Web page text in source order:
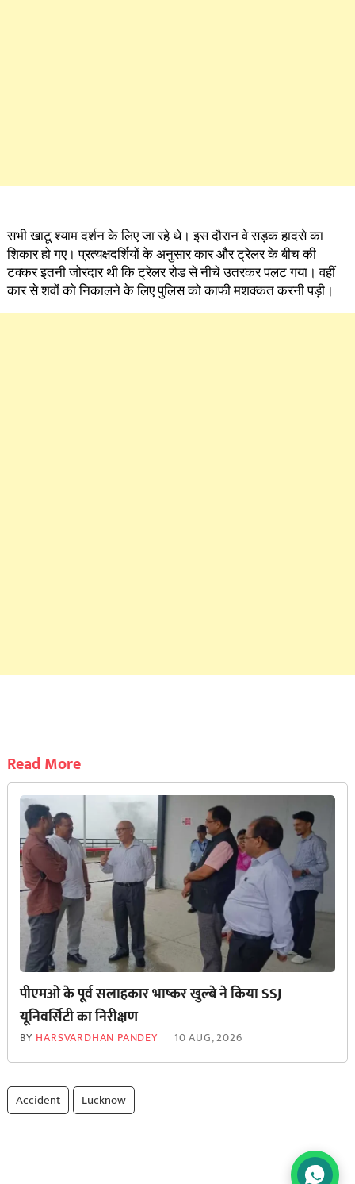
सभी खाटू श्याम दर्शन के लिए जा रहे थे। इस दौरान वे सड़क हादसे का
शिकार हो गए। प्रत्यक्षदर्शियों के अनुसार कार और ट्रेलर के बीच की
टक्कर इतनी जोरदार थी कि ट्रेलर रोड से नीचे उतरकर पलट गया। वहीं
कार से शवों को निकालने के लिए पुलिस को काफी मशक्कत करनी पड़ी।
Read More
पीएमओ के पूर्व सलाहकार भाष्कर खुल्बे ने किया SSJ
यूनिवर्सिटी का निरीक्षण
BY HARSVARDHAN PANDEY 10 AUG, 2026
Accident Lucknow